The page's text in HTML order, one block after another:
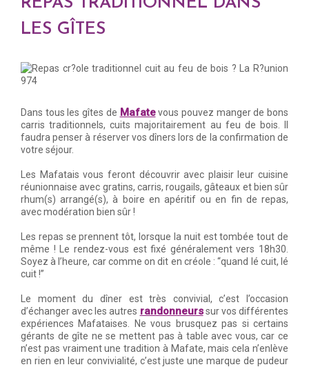
LES GÎTES
Dans tous les gîtes de Mafatevous pouvez manger de bons
carris traditionnels, cuits majoritairement au feu de bois. Il
faudra penser à réserver vos dîners lors de la confirmation de
votre séjour.
Les Mafatais vous feront découvrir avec plaisir leur cuisine
réunionnaise avec gratins, carris, rougails, gâteaux et bien sûr
rhum(s) arrangé(s), à boire en apéritif ou en fin de repas,
avec modération bien sûr !
Les repas se prennent tôt, lorsque la nuit est tombée tout de
même ! Le rendez-vous est fixé généralement vers 18h30.
Soyez à l’heure, car comme on dit en créole : “quand lé cuit, lé
cuit !”
Le moment du dîner est très convivial, c’est l’occasion
d’échanger avec les autres randonneurssur vos différentes
expériences Mafataises. Ne vous brusquez pas si certains
gérants de gîte ne se mettent pas à table avec vous, car ce
n’est pas vraiment une tradition à Mafate, mais cela n’enlève
en rien en leur convivialité, c’est juste une marque de pudeur